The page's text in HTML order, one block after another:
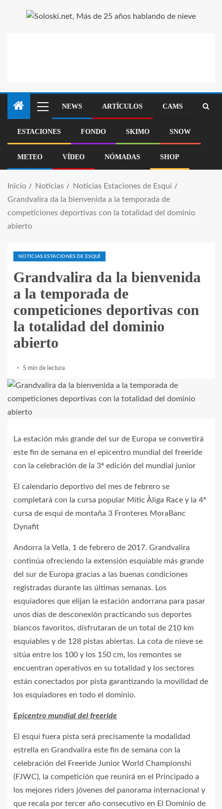
NEWS ARTÍCULOS CAMS
ESTACIONES FONDO SKIMO SNOW
METEO VÍDEO NÓMADAS SHOP
Inicio Noticias
Noticias Estaciones de Esquí
Grandvalira da la bienvenida a la temporada de
competiciones deportivas con la totalidad del dominio
abierto
NOTICIAS ESTACIONES DE ESQUÍ
Grandvalira da la bienvenida
a la temporada de
competiciones deportivas con
la totalidad del dominio
abierto
5 min de lectura
La estación más grande del sur de Europa se convertirá
este fin de semana en el epicentro mundial del freeride
con la celebración de la 3ª edición del mundial junior
El calendario deportivo del mes de febrero se
completará con la cursa popular Mític Àliga Race y la 4ª
cursa de esquí de montaña 3 Fronteres MoraBanc
Dynafit
Andorra la Vella, 1 de febrero de 2017. Grandvalira
continúa ofreciendo la extensión esquiable más grande
del sur de Europa gracias a las buenas condiciones
registradas durante las últimas semanas. Los
esquiadores que elijan la estación andorrana para pasar
unos días de desconexión practicando sus deportes
blancos favoritos, disfrutaran de un total de 210 km
esquiables y de 128 pistas abiertas. La cota de nieve se
sitúa entre los 100 y los 150 cm, los remontes se
encuentran operativos en su totalidad y los sectores
están conectados por pista garantizando la movilidad de
los esquiadores en todo el dominio.
Epicentro mundial del freeride
El esquí fuera pista será precisamente la modalidad
estrella en Grandvalira este fin de semana con la
celebración del Freeride Junior World Championshi
(FJWC), la competición que reunirá en el Principado a
los mejores riders jóvenes del panorama internacional y
que recala por tercer año consecutivo en El Dominio de